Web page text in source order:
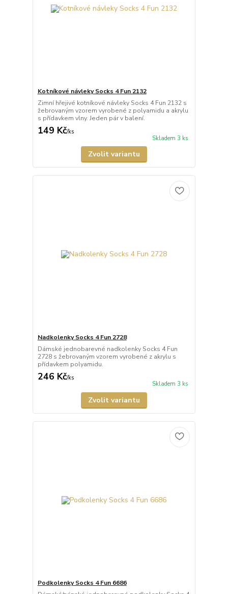
Kotníkové návleky Socks 4 Fun 2132
Zimní hřejivé kotníkové návleky Socks 4 Fun 2132 s
žebrovaným vzorem vyrobené z polyamidu a akrylu
s přídavkem vlny. Jeden pár v balení.
149 Kč/ks
Skladem 3 ks
Zvolit variantu
Nadkolenky Socks 4 Fun 2728
Dámské jednobarevné nadkolenky Socks 4 Fun
2728 s žebrovaným vzorem vyrobené z akrylu s
přídavkem polyamidu.
246 Kč/ks
Skladem 3 ks
Zvolit variantu
Podkolenky Socks 4 Fun 6686